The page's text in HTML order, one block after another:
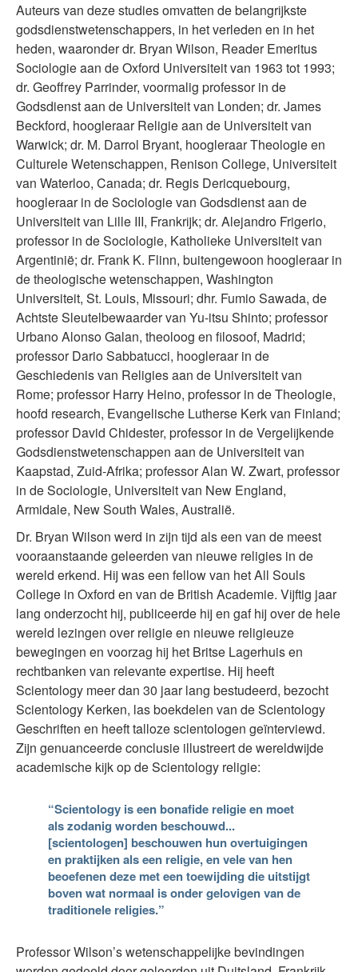
Auteurs van deze studies omvatten de belangrijkste
godsdienstwetenschappers, in het verleden en in het
heden, waaronder dr. Bryan Wilson, Reader Emeritus
Sociologie aan de Oxford Universiteit van 1963 tot 1993;
dr. Geoffrey Parrinder, voormalig professor in de
Godsdienst aan de Universiteit van Londen; dr. James
Beckford, hoogleraar Religie aan de Universiteit van
Warwick; dr. M. Darrol Bryant, hoogleraar Theologie en
Culturele Wetenschappen, Renison College, Universiteit
van Waterloo, Canada; dr. Regis Dericquebourg,
hoogleraar in de Sociologie van Godsdienst aan de
Universiteit van Lille III, Frankrijk; dr. Alejandro Frigerio,
professor in de Sociologie, Katholieke Universiteit van
Argentinië; dr. Frank K. Flinn, buitengewoon hoogleraar in
de theologische wetenschappen, Washington
Universiteit, St. Louis, Missouri; dhr. Fumio Sawada, de
Achtste Sleutelbewaarder van Yu-itsu Shinto; professor
Urbano Alonso Galan, theoloog en filosoof, Madrid;
professor Dario Sabbatucci, hoogleraar in de
Geschiedenis van Religies aan de Universiteit van
Rome; professor Harry Heino, professor in de Theologie,
hoofd research, Evangelische Lutherse Kerk van Finland;
professor David Chidester, professor in de Vergelijkende
Godsdienstwetenschappen aan de Universiteit van
Kaapstad, Zuid-Afrika; professor Alan W. Zwart, professor
in de Sociologie, Universiteit van New England,
Armidale, New South Wales, Australië.
Dr. Bryan Wilson werd in zijn tijd als een van de meest
vooraanstaande geleerden van nieuwe religies in de
wereld erkend. Hij was een fellow van het All Souls
College in Oxford en van de British Academie. Vijftig jaar
lang onderzocht hij, publiceerde hij en gaf hij over de hele
wereld lezingen over religie en nieuwe religieuze
bewegingen en voorzag hij het Britse Lagerhuis en
rechtbanken van relevante expertise. Hij heeft
Scientology meer dan 30 jaar lang bestudeerd, bezocht
Scientology Kerken, las boekdelen van de Scientology
Geschriften en heeft talloze scientologen geïnterviewd.
Zijn genuanceerde conclusie illustreert de wereldwijde
academische kijk op de Scientology religie:
“Scientology is een bonafide religie en moet
als zodanig worden beschouwd...
[scientologen] beschouwen hun overtuigingen
en praktijken als een religie, en vele van hen
beoefenen deze met een toewijding die uitstijgt
boven wat normaal is onder gelovigen van de
traditionele religies.”
Professor Wilson’s wetenschappelijke bevindingen